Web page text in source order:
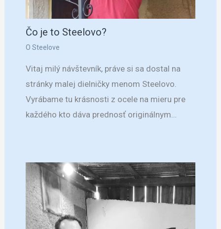
Čo je to Steelovo?
O Steelove
Vitaj milý návštevník, práve si sa dostal na
stránky malej dielničky menom Steelovo.
Vyrábame tu krásnosti z ocele na mieru pre
každého kto dáva prednosť originálnym…